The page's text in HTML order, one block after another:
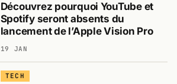
Découvrez pourquoi YouTube et
Spotify seront absents du
lancement de l’Apple Vision Pro
19 JAN
TECH